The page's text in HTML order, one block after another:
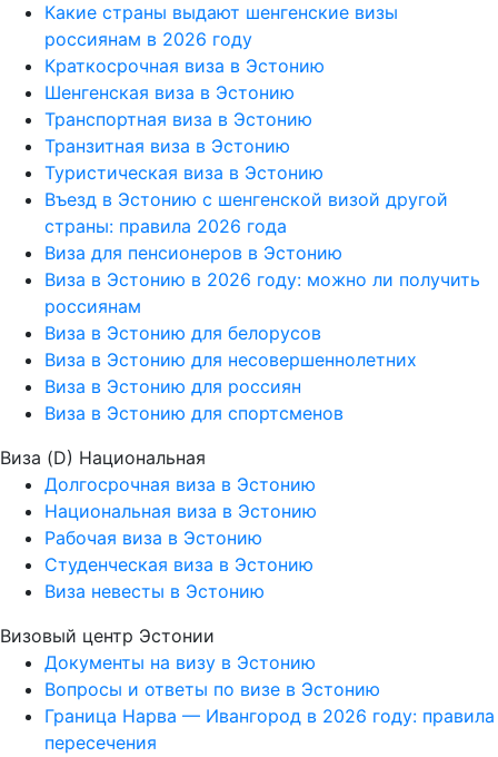
Какие страны выдают шенгенские визы
россиянам в 2026 году
Краткосрочная виза в Эстонию
Шенгенская виза в Эстонию
Транспортная виза в Эстонию
Транзитная виза в Эстонию
Туристическая виза в Эстонию
Въезд в Эстонию с шенгенской визой другой
страны: правила 2026 года
Виза для пенсионеров в Эстонию
Виза в Эстонию в 2026 году: можно ли получить
россиянам
Виза в Эстонию для белорусов
Виза в Эстонию для несовершеннолетних
Виза в Эстонию для россиян
Виза в Эстонию для спортсменов
Виза (D) Национальная
Долгосрочная виза в Эстонию
Национальная виза в Эстонию
Рабочая виза в Эстонию
Студенческая виза в Эстонию
Виза невесты в Эстонию
Визовый центр Эстонии
Документы на визу в Эстонию
Вопросы и ответы по визе в Эстонию
Граница Нарва — Ивангород в 2026 году: правила
пересечения